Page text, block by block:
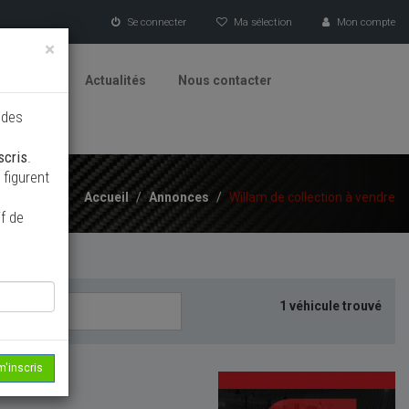
Se connecter Ma sélection Mon compte
Actualités Nous contacter
Accueil / Annonces / Willam de collection à vendre
1 véhicule trouvé
×
.
de